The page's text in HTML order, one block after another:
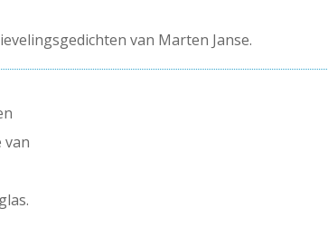
van Marten Janse.
van